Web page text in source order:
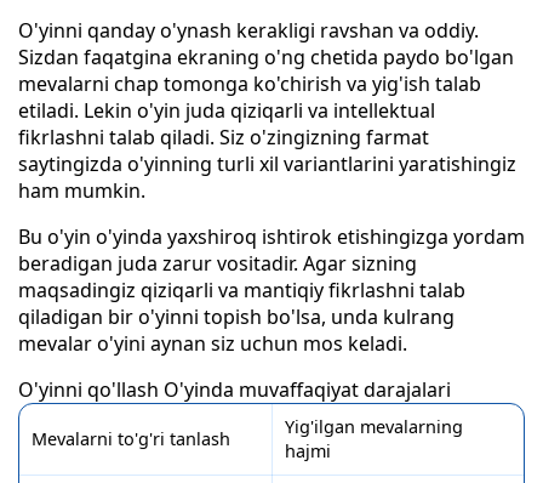
O'yinni qanday o'ynash kerakligi ravshan va oddiy.
Sizdan faqatgina ekraning o'ng chetida paydo bo'lgan
mevalarni chap tomonga ko'chirish va yig'ish talab
etiladi. Lekin o'yin juda qiziqarli va intellektual
fikrlashni talab qiladi. Siz o'zingizning farmat
saytingizda o'yinning turli xil variantlarini yaratishingiz
ham mumkin.
Bu o'yin o'yinda yaxshiroq ishtirok etishingizga yordam
beradigan juda zarur vositadir. Agar sizning
maqsadingiz qiziqarli va mantiqiy fikrlashni talab
qiladigan bir o'yinni topish bo'lsa, unda kulrang
mevalar o'yini aynan siz uchun mos keladi.
O'yinni qo'llash O'yinda muvaffaqiyat darajalari
Mevalarni to'g'ri tanlash
Yig'ilgan mevalarning
hajmi